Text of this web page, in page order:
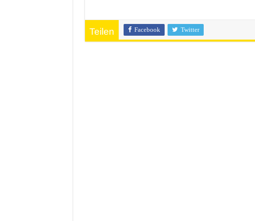
Teilen Facebook Twitter